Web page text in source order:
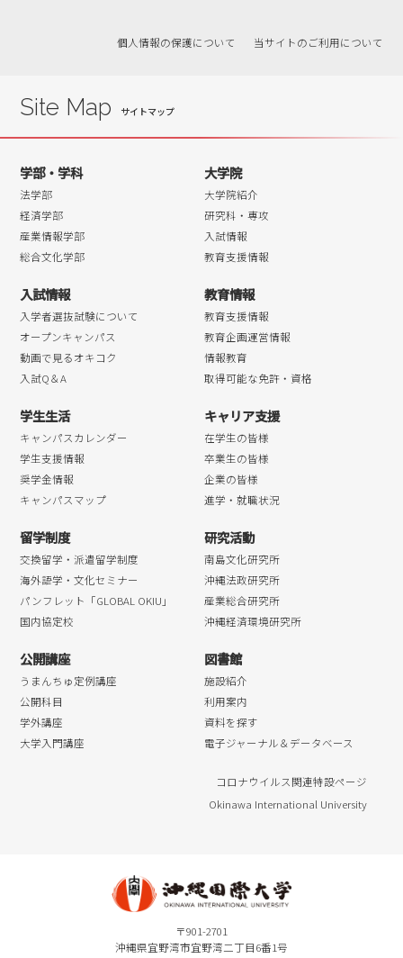
2018年11月
2018年08月
2018年07月
2018年06月
2018年05月
2018年04月
個人情報の保護について 当サイトのご利用について
Site Map
学部・学科
法学部
経済学部
産業情報学部
総合文化学部
大学院
大学院紹介
研究科・専攻
入試情報
教育支援情報
入試情報
入学者選抜試験について
オープンキャンパス
動画で見るオキコク
入試Q＆A
教育情報
教育支援情報
教育企画運営情報
情報教育
取得可能な免許・資格
学生生活
キャンパスカレンダー
学生支援情報
奨学金情報
キャンパスマップ
キャリア支援
在学生の皆様
卒業生の皆様
企業の皆様
進学・就職状況
留学制度
交換留学・派遣留学制度
海外語学・文化セミナー
パンフレット「GLOBAL OKIU」
国内協定校
研究活動
南島文化研究所
沖縄法政研究所
産業総合研究所
沖縄経済環境研究所
公開講座
うまんちゅ定例講座
公開科目
学外講座
大学入門講座
図書館
施設紹介
利用案内
資料を探す
電子ジャーナル＆データベース
コロナウイルス関連特設ページ
Okinawa International University
〒901-2701
沖縄県宜野湾市宜野湾二丁目6番1号